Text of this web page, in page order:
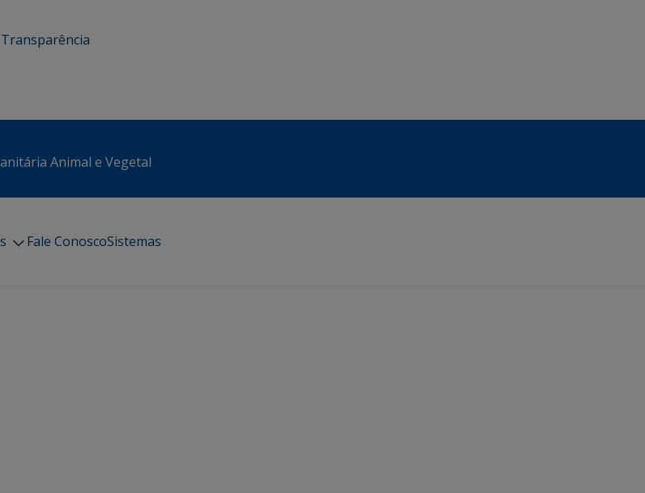
Transparência
Animal e Vegetal
Fale ConoscoSistemas